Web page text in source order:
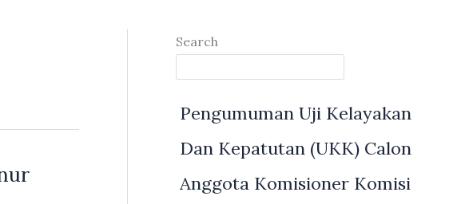
Search
Pengumuman Uji Kelayakan
Dan Kepatutan (UKK) Calon
Anggota Komisioner Komisi